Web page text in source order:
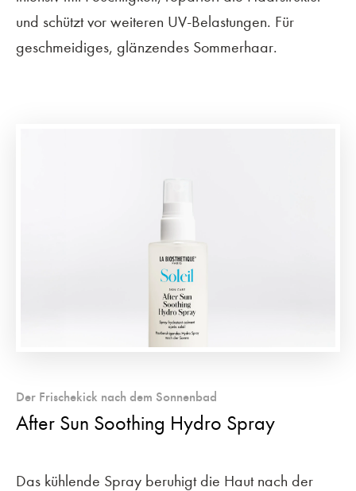
und schützt vor weiteren UV-Belastungen. Für
geschmeidiges, glänzendes Sommerhaar.
Der Frischekick nach dem Sonnenbad
After Sun Soothing Hydro Spray
Das kühlende Spray beruhigt die Haut nach der